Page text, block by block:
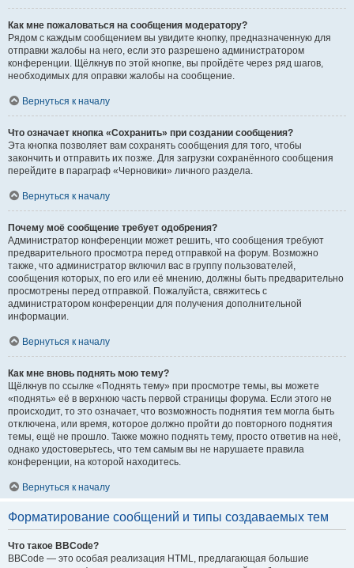
Как мне пожаловаться на сообщения модератору?
Рядом с каждым сообщением вы увидите кнопку, предназначенную для
отправки жалобы на него, если это разрешено администратором
конференции. Щёлкнув по этой кнопке, вы пройдёте через ряд шагов,
необходимых для оправки жалобы на сообщение.
Вернуться к началу
Что означает кнопка «Сохранить» при создании сообщения?
Эта кнопка позволяет вам сохранять сообщения для того, чтобы
закончить и отправить их позже. Для загрузки сохранённого сообщения
перейдите в параграф «Черновики» личного раздела.
Вернуться к началу
Почему моё сообщение требует одобрения?
Администратор конференции может решить, что сообщения требуют
предварительного просмотра перед отправкой на форум. Возможно
также, что администратор включил вас в группу пользователей,
сообщения которых, по его или её мнению, должны быть предварительно
просмотрены перед отправкой. Пожалуйста, свяжитесь с
администратором конференции для получения дополнительной
информации.
Вернуться к началу
Как мне вновь поднять мою тему?
Щёлкнув по ссылке «Поднять тему» при просмотре темы, вы можете
«поднять» её в верхнюю часть первой страницы форума. Если этого не
происходит, то это означает, что возможность поднятия тем могла быть
отключена, или время, которое должно пройти до повторного поднятия
темы, ещё не прошло. Также можно поднять тему, просто ответив на неё,
однако удостоверьтесь, что тем самым вы не нарушаете правила
конференции, на которой находитесь.
Вернуться к началу
Форматирование сообщений и типы создаваемых тем
Что такое BBCode?
BBCode — это особая реализация HTML, предлагающая большие